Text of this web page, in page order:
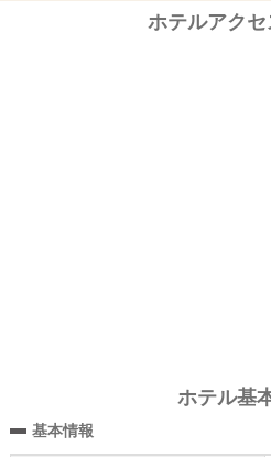
ホテルアク
ホテル基
基本情報